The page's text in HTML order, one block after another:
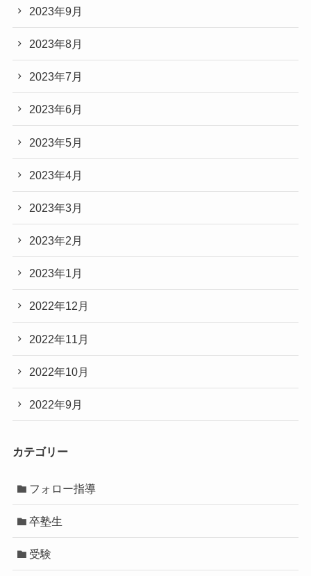
2023年9月
2023年8月
2023年7月
2023年6月
2023年5月
2023年4月
2023年3月
2023年2月
2023年1月
2022年12月
2022年11月
2022年10月
2022年9月
カテゴリー
フォロー指導
卒塾生
受験